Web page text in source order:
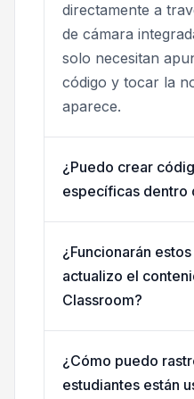
directamente a
de cámara
solo necesitan
código y tocar la
aparece.
¿Puedo crear
específicas dentro
¿Funcionarán
actualizo el
Classroom?
¿Cómo puedo
estudiantes están